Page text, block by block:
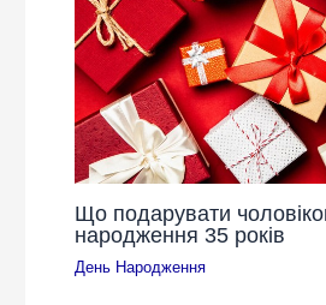
Що подарувати
народження 35 років
День Народження